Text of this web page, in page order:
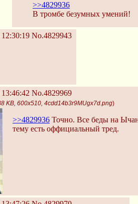
>>4829936
В тромбе безумных умений!
No.4829943
No.4829969
KB, 600x510, 4cdd14b3r9MUgx7d.png)
>>4829936 Точно. Все беды на
тему есть оффициальный тред.